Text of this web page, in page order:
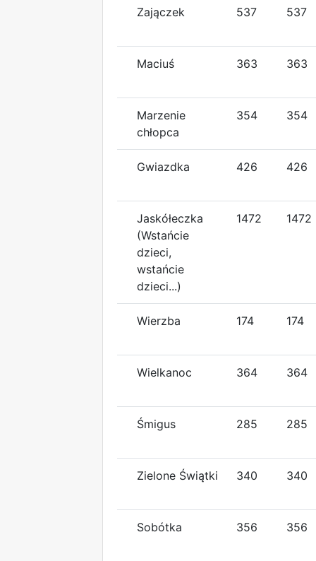
Zajączek 537 537
Maciuś 363 363
Marzenie
chłopca
354 354
Gwiazdka 426 426
Jaskółeczka
(Wstańcie
dzieci,
wstańcie
dzieci...)
1472 1472
Wierzba 174 174
Wielkanoc 364 364
Śmigus 285 285
Zielone Świątki 340 340
Sobótka 356 356